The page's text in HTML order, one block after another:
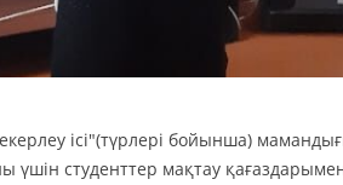
ісі"(түрлері бойынша)
үшін студенттер мақтау